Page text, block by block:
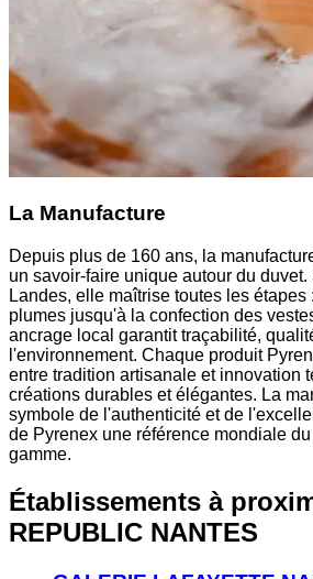
La Manufacture
Depuis plus de 160 ans, la
un savoir-faire unique autour du
Landes, elle maîtrise toutes les
plumes jusqu'à la confection des
ancrage local garantit traçabilité,
l'environnement. Chaque produit
entre tradition artisanale et innovation
créations durables et élégantes. La
symbole de l'authenticité et de
de Pyrenex une référence mondiale
gamme.
Établissements à
REPUBLIC NANTES